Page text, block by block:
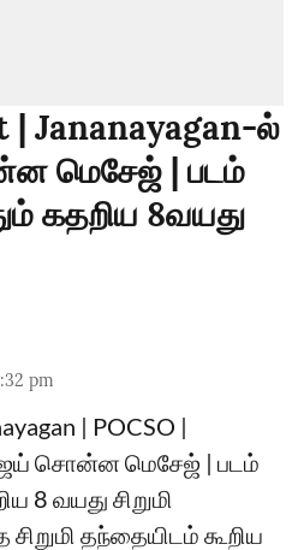
| Jananayagan-ல்
மெசேஜ் | படம்
கதறிய 8வயது
pm
| POCSO |
சொன்ன மெசேஜ் | படம்
8 வயது சிறுமி
தந்தையிடம் கூறிய